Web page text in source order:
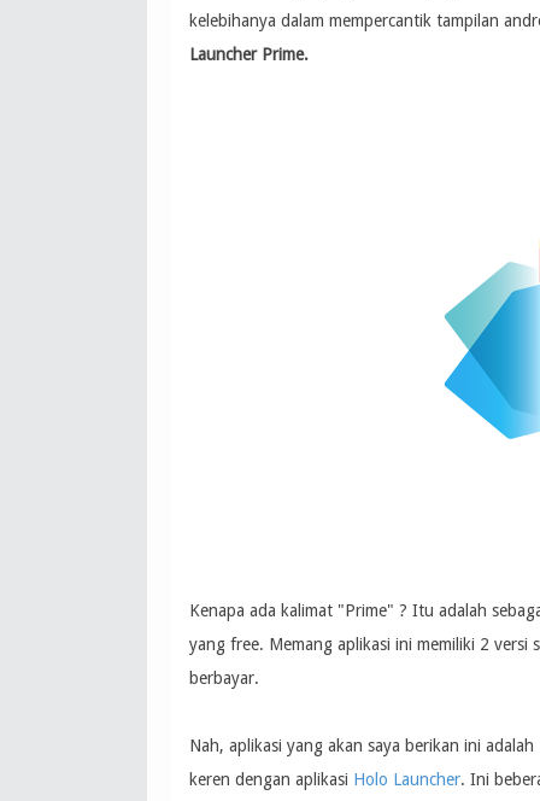
kelebihanya dalam mempercantik tampilan
Launcher Prime.
Kenapa ada kalimat "Prime" ? Itu adalah
yang free. Memang aplikasi ini memiliki 2 versi
berbayar.
Nah, aplikasi yang akan saya berikan ini adalah
keren dengan aplikasi Holo Launcher. Ini